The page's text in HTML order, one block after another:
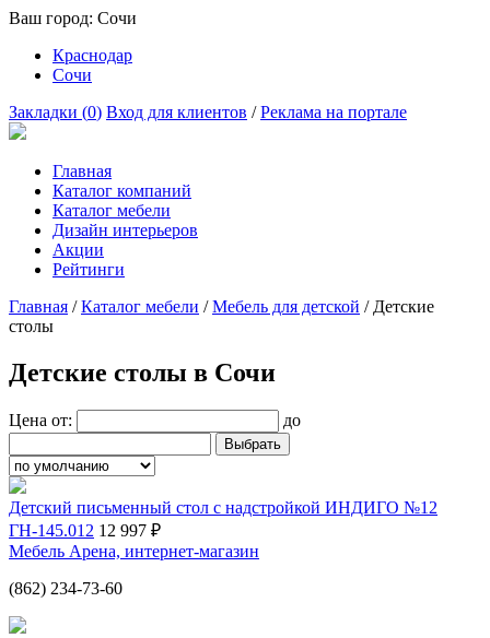
Ваш город: Сочи
Краснодар
Сочи
Закладки (0) Вход для клиентов /Реклама на портале
Главная
Каталог компаний
Каталог мебели
Дизайн интерьеров
Акции
Рейтинги
Главная /Каталог мебели /Мебель для детской / Детские
столы
Детские столы в Сочи
Цена от: до
Детский письменный стол с надстройкой ИНДИГО №12
ГН-145.012 12 997 ₽
Мебель Арена, интернет-магазин
(862) 234-73-60